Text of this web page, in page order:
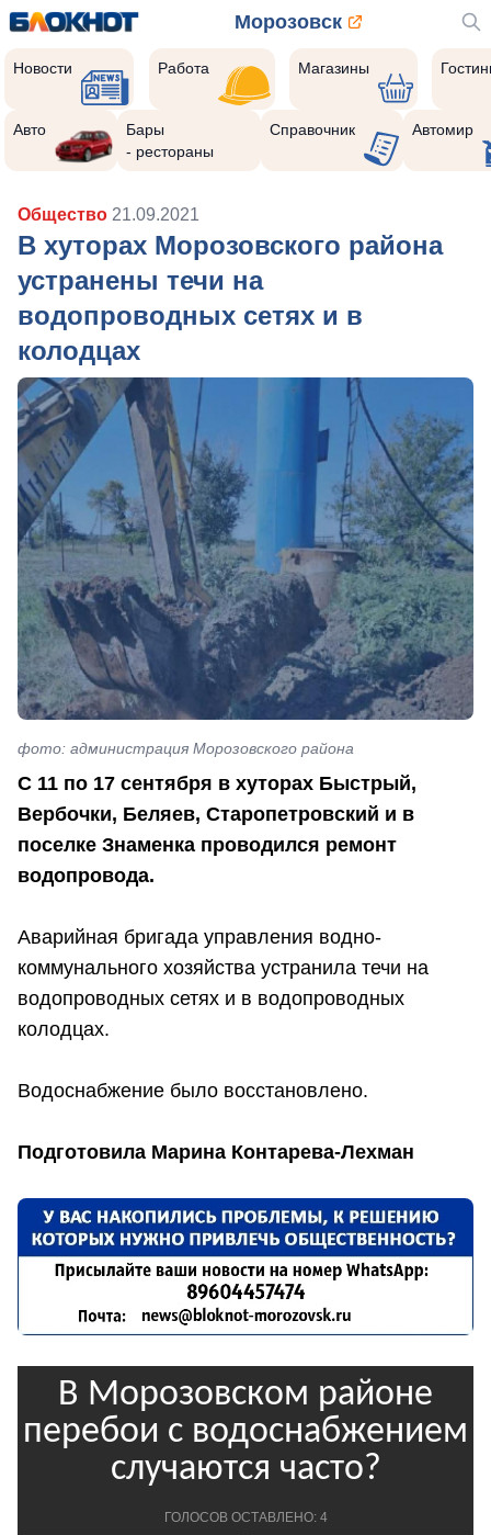
Морозовск
Новости Работа Магазины
Авто
Бары
- рестораны
Справочник Автомир
Общество 21.09.2021
В хуторах Морозовского района
устранены течи на
водопроводных сетях и в
колодцах
фото: администрация Морозовского района
С 11 по 17 сентября в хуторах Быстрый,
Вербочки, Беляев, Старопетровский и в
поселке Знаменка проводился ремонт
водопровода.
Аварийная бригада управления водно-
коммунального хозяйства устранила течи на
водопроводных сетях и в водопроводных
колодцах.
Водоснабжение было восстановлено.
Подготовила Марина Контарева-Лехман